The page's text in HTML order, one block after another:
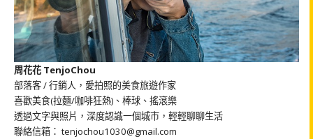
周花花 TenjoChou
部落客 / 行銷人，愛拍照的美食旅遊作家
喜歡美食(拉麵/咖啡狂熱)、棒球、搖滾樂
透過文字與照片，深度認識一個城市，輕輕聊聊生活
聯絡信箱： tenjochou1030@gmail.com